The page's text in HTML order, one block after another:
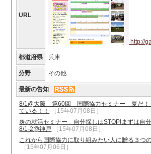
URL
http://
都道府県 兵庫
分野 その他
最新の告知
8/1@大阪 第60回 国際協力セミナー 夏だ！
ている！！
［15年07月08日］
炎の就活セミナー 自分探しはSTOP!まずは自分
8/1-2@神戸
［15年07月08日］
これから国際協力に取り組みたい人に贈る３つ
［15年07月06日］